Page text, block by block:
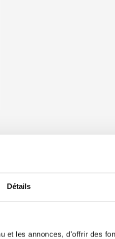
Détails
et les annonces, d'offrir des